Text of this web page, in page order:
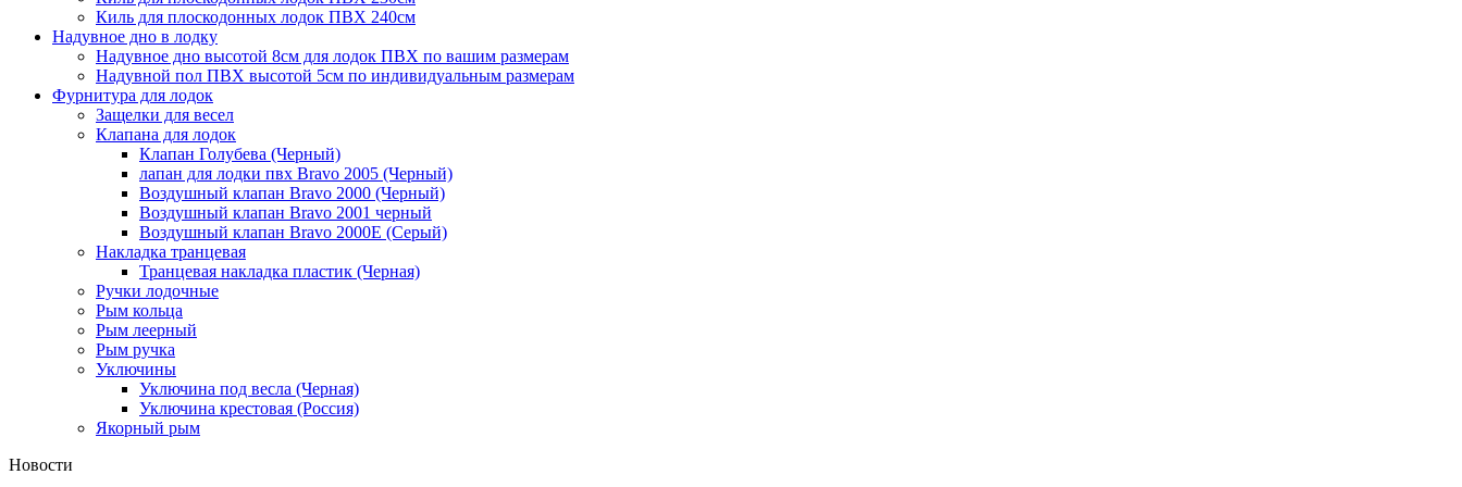
Киль для плоскодонных лодок ПВХ 240см
Надувное дно в лодку
Надувное дно высотой 8см для лодок ПВХ по вашим размерам
Надувной пол ПВХ высотой 5см по индивидуальным размерам
Фурнитура для лодок
Защелки для весел
Клапана для лодок
Клапан Голубева (Черный)
лапан для лодки пвх Bravo 2005 (Черный)
Воздушный клапан Bravo 2000 (Черный)
Воздушный клапан Bravo 2001 черный
Воздушный клапан Bravo 2000Е (Серый)
Накладка транцевая
Транцевая накладка пластик (Черная)
Ручки лодочные
Рым кольца
Рым леерный
Рым ручка
Уключины
Уключина под весла (Черная)
Уключина крестовая (Россия)
Якорный рым
Новости